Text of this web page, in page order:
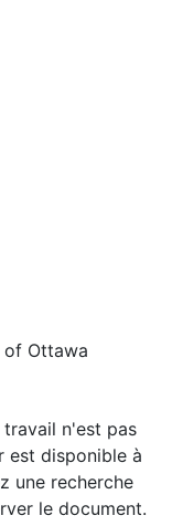
Ottawa
n'est pas
est disponible à
une recherche
le document.